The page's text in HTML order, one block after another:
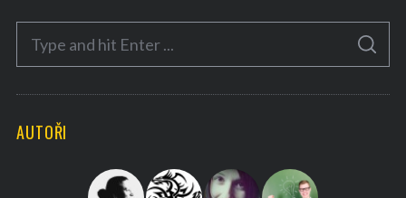
c
S
A
C
AUTOŘI